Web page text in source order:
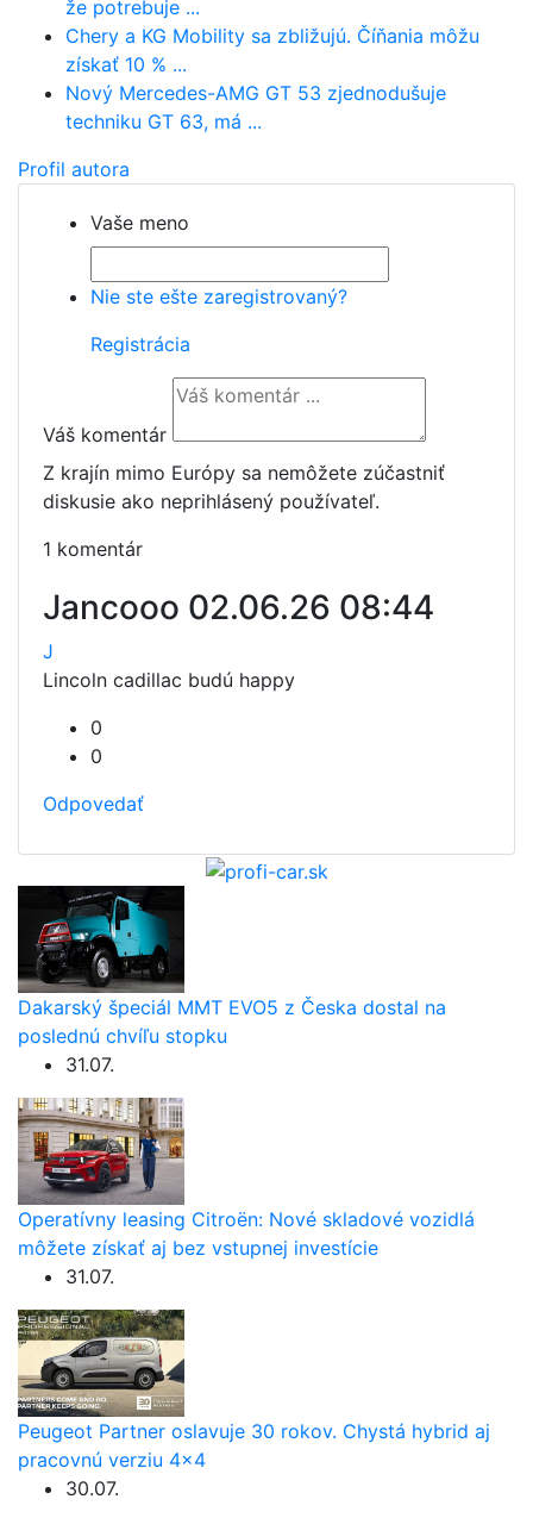
že potrebuje ...
Chery a KG Mobility sa zbližujú. Číňania môžu
získať 10 % ...
Nový Mercedes-AMG GT 53 zjednodušuje
techniku GT 63, má ...
Profil autora
Vaše meno
Nie ste ešte zaregistrovaný?
Registrácia
Váš komentár
Z krajín mimo Európy sa nemôžete zúčastniť
diskusie ako neprihlásený používateľ.
1 komentár
Jancooo 02.06.26 08:44
J
Lincoln cadillac budú happy
0
0
Odpovedať
Dakarský špeciál MMT EVO5 z Česka dostal na
poslednú chvíľu stopku
31.07.
Operatívny leasing Citroën: Nové skladové vozidlá
môžete získať aj bez vstupnej investície
31.07.
Peugeot Partner oslavuje 30 rokov. Chystá hybrid aj
pracovnú verziu 4×4
30.07.